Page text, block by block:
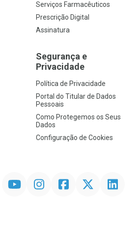
Serviços Farmacêuticos
Prescrição Digital
Assinatura
Segurança e
Privacidade
Política de Privacidade
Portal do Titular de Dados
Pessoais
Como Protegemos os Seus
Dados
Configuração de Cookies
InstagramFacebookTwitter Linkedin